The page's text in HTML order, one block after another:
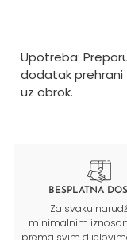
Upotreba:
dodatak prehrani
uz obrok.
BESPLATNA
Za svaku
minimalnim